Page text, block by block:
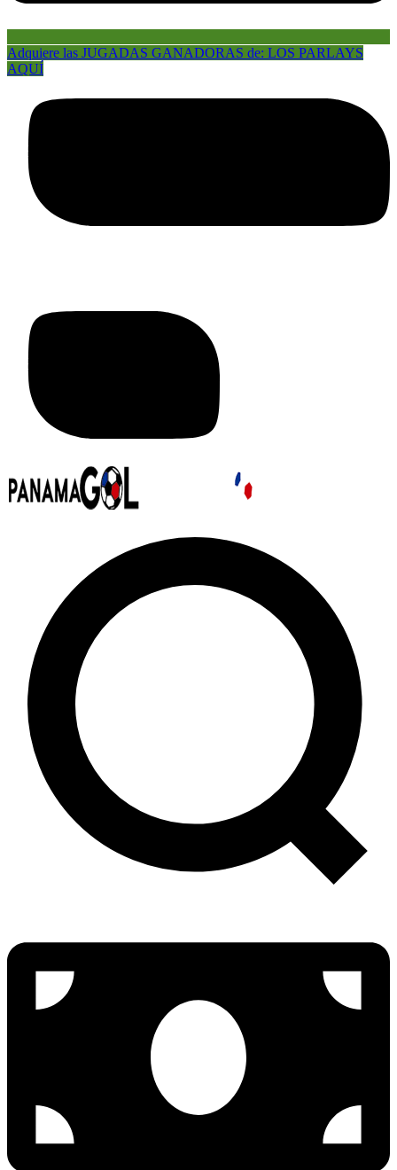
Adquiere las JUGADAS GANADORAS de: LOS PARLAYS
AQUÍ